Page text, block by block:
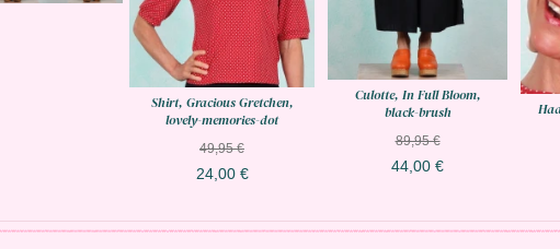
Shirt, Gracious Gretchen,
lovely-memories-dot
49,95 €
24,00 €
Culotte, In Full Bloom,
black-brush
89,95 €
44,00 €